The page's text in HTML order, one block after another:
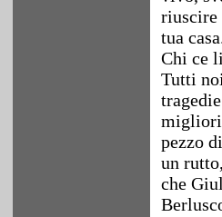
riuscire
tua
Chi ce
Tutti
migliori
pezzo
un
che